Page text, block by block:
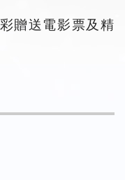
贈送電影票及精